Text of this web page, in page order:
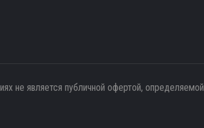
не является публичной офертой, определяемой